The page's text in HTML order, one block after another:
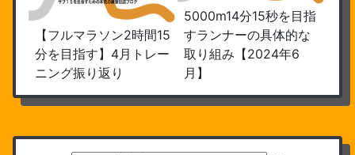
【フルマラソン2時間15
分を目指す】4月トレー
ニング振り返り
5000m14分15秒を目指
すランナーの具体的な
取り組み【2024年6
月】